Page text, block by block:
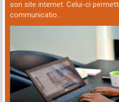
son site internet. Celui-ci
communicatio...